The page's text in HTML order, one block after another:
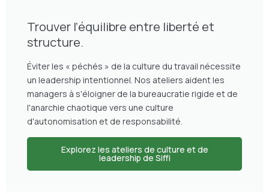
Trouver l’équilibre entre liberté et
structure.
Éviter les « péchés » de la culture du travail nécessite
un leadership intentionnel. Nos ateliers aident les
managers à s'éloigner de la bureaucratie rigide et de
l'anarchie chaotique vers une culture
d'autonomisation et de responsabilité.
Explorez les ateliers de culture et de
leadership de Siffi